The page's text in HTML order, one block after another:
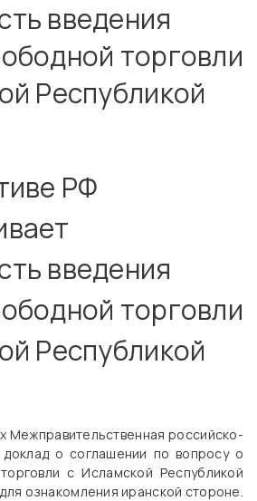
введения
торговли
Республикой
РФ
введения
торговли
Республикой
Межправительственная российско-
о соглашении по вопросу о
с Исламской Республикой
ознакомления иранской стороне.